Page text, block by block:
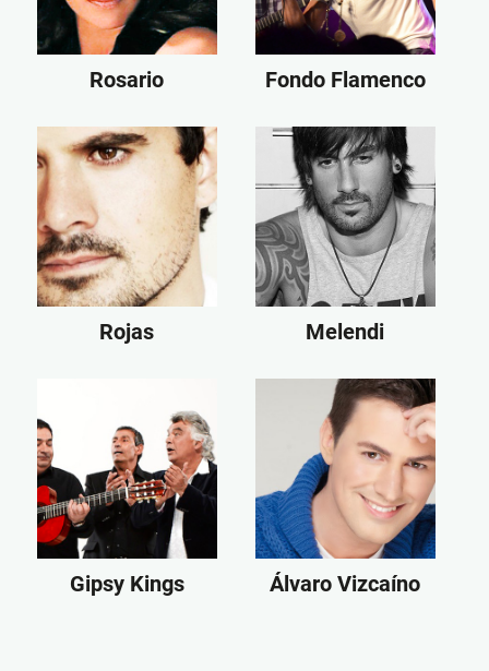
Rosario Fondo Flamenco
Rojas Melendi
Gipsy Kings Álvaro Vizcaíno